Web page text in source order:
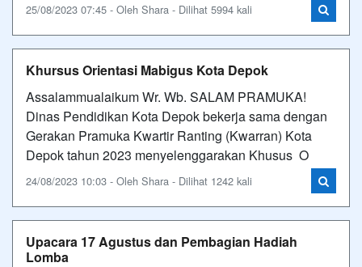
25/08/2023 07:45 - Oleh Shara - Dilihat 5994 kali
Khursus Orientasi Mabigus Kota Depok
Assalammualaikum Wr. Wb. SALAM PRAMUKA!
Dinas Pendidikan Kota Depok bekerja sama dengan
Gerakan Pramuka Kwartir Ranting (Kwarran) Kota
Depok tahun 2023 menyelenggarakan Khusus O
24/08/2023 10:03 - Oleh Shara - Dilihat 1242 kali
Upacara 17 Agustus dan Pembagian Hadiah
Lomba